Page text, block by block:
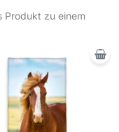
Produkt zu einem